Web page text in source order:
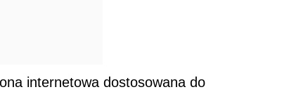
internetowa dostosowana do